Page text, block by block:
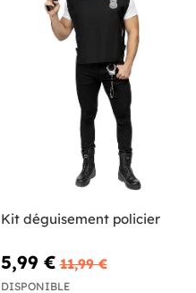
Kit déguisement policier
5,99 € 11,99 €
DISPONIBLE